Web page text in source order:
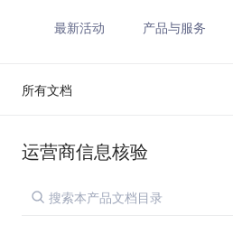
最新活动 产品与服务
所有文档
运营商信息核验